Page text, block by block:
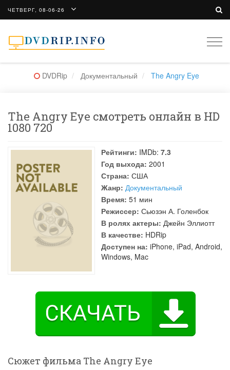
ЧЕТВЕРГ, 08-06-26
DVDRip Документальный The Angry Eye
The Angry Eye смотреть онлайн в HD
1080 720
Рейтинги: IMDb: 7.3
Год выхода: 2001
Страна: США
Жанр: Документальный
Время: 51 мин
Режиссер: Сьюзэн А. Голенбок
В ролях актеры: Джейн Эллиотт
В качестве: HDRip
Доступен на: iPhone, iPad, Android,
Windows, Mac
Сюжет фильма The Angry Eye